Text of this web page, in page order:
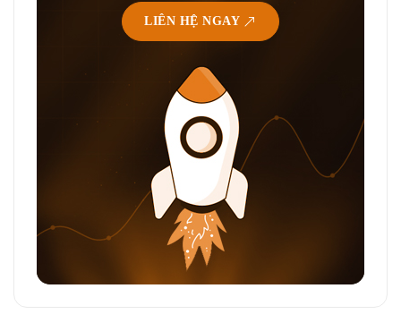
LIÊN HỆ NGAY